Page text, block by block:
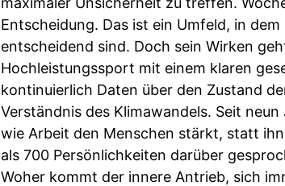
Entscheidung. Das ist ein Umfeld, in
entscheidend sind. Doch sein Wirken
Hochleistungssport mit einem klaren
kontinuierlich Daten über den Zustand
Verständnis des Klimawandels. Seit
wie Arbeit den Menschen stärkt, statt
als 700 Persönlichkeiten darüber
Woher kommt der innere Antrieb, sich